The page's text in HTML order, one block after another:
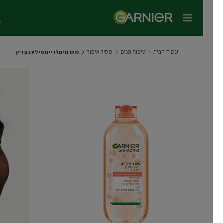
תפריט ראשי
עמוד הבית טיפוח פנים מסיר איפור מים מיסלריים פילינג עדין